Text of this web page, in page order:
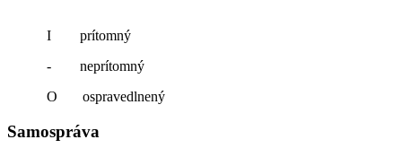
I prítomný
- neprítomný
O ospravedlnený
Samospráva